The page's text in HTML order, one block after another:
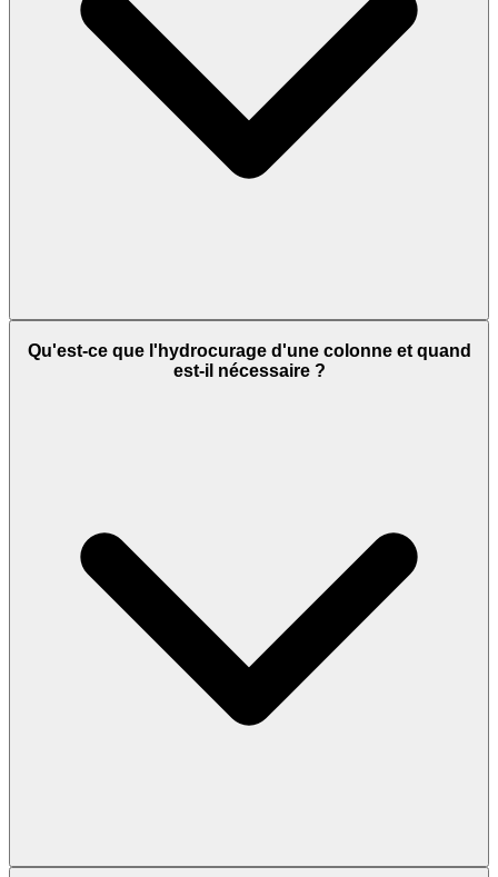
Qu'est-ce que l'hydrocurage d'une colonne et quand
est-il nécessaire ?